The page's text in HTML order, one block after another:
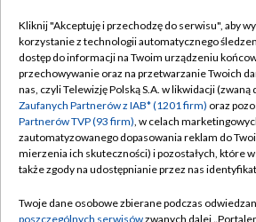
TVP
Abonament TVP
Emisja w TVP
Centrum informacji TVP
Naziemna Telewizja Cyfrowa
Rada Programowa
Regulamin TVP
Polityka
Moje zgody
Pomoc
Kliknij "Akceptuję i przechodzę do serwisu", aby
korzystanie z technologii automatycznego
dostęp do informacji na Twoim urządzeniu
przechowywanie oraz na przetwarzanie Twoich
nas, czyli Telewizję Polską S.A. w likwidacji (zwaną
Zaufanych Partnerów z IAB* (1201 firm) oraz
Partnerów TVP (93 firm), w celach
zautomatyzowanego dopasowania reklam do
mierzenia ich skuteczności) i pozostałych, które
także zgody na udostępnianie przez nas
Twoje dane osobowe zbierane podczas
poszczególnych serwisówzwanych dalej